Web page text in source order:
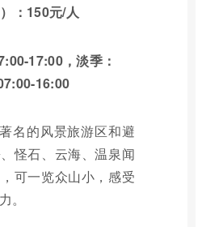
：150元/人
17:00，淡季：
16:00
名的风景旅游区和避
怪石、云海、温泉闻
可一览众山小，感受
。